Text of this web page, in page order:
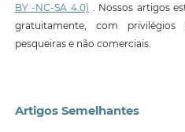
BY -NC-SA 4.0) . Nossos artigos
gratuitamente, com privilégios
pesqueiras e não comerciais.
Artigos Semelhantes